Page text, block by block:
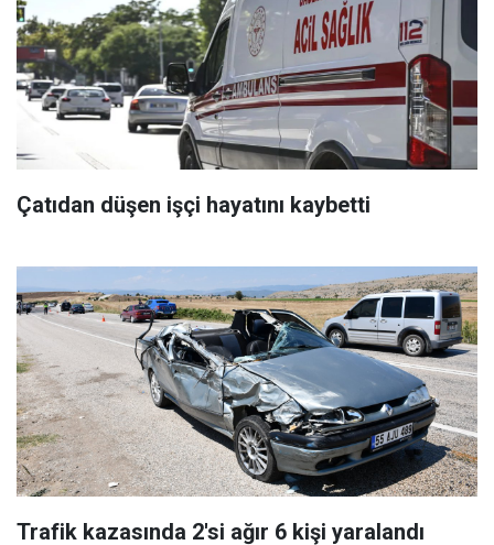
Çatıdan düşen işçi hayatını kaybetti
Trafik kazasında 2'si ağır 6 kişi yaralandı